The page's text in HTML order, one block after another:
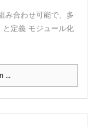
み合わせ可能で、多
と定義 モジュール化
...